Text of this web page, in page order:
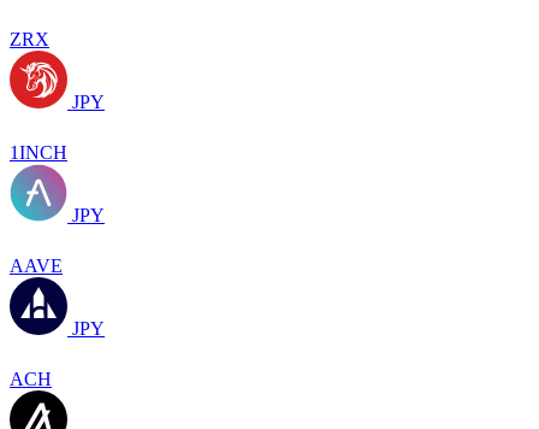
ZRX
JPY
1INCH
JPY
AAVE
JPY
ACH